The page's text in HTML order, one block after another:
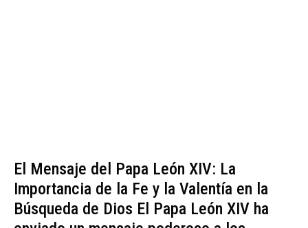
El Mensaje del Papa León XIV: La
Importancia de la Fe y la Valentía en la
Búsqueda de Dios El Papa León XIV ha